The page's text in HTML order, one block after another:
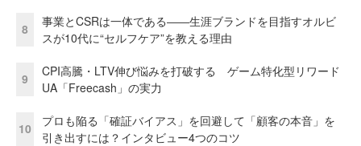
8
事業とCSRは一体である――生涯ブランドを目指すオルビ
スが10代に“セルフケア”を教える理由
9
CPI高騰・LTV伸び悩みを打破する ゲーム特化型リワード
UA「Freecash」の実力
10
プロも陥る「確証バイアス」を回避して「顧客の本音」を
引き出すには？インタビュー4つのコツ